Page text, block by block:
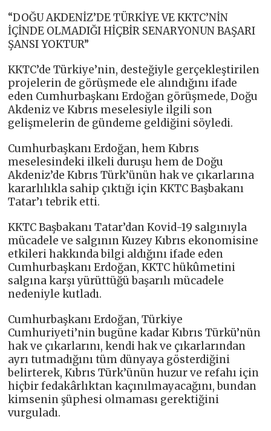
“DOĞU AKDENİZ’DE TÜRKİYE VE KKTC’NİN
İÇİNDE OLMADIĞI HİÇBİR SENARYONUN BAŞARI
ŞANSI YOKTUR”
KKTC’de Türkiye’nin, desteğiyle gerçekleştirilen
projelerin de görüşmede ele alındığını ifade
eden Cumhurbaşkanı Erdoğan görüşmede, Doğu
Akdeniz ve Kıbrıs meselesiyle ilgili son
gelişmelerin de gündeme geldiğini söyledi.
Cumhurbaşkanı Erdoğan, hem Kıbrıs
meselesindeki ilkeli duruşu hem de Doğu
Akdeniz’de Kıbrıs Türk’ünün hak ve çıkarlarına
kararlılıkla sahip çıktığı için KKTC Başbakanı
Tatar’ı tebrik etti.
KKTC Başbakanı Tatar’dan Kovid-19 salgınıyla
mücadele ve salgının Kuzey Kıbrıs ekonomisine
etkileri hakkında bilgi aldığını ifade eden
Cumhurbaşkanı Erdoğan, KKTC hükûmetini
salgına karşı yürüttüğü başarılı mücadele
nedeniyle kutladı.
Cumhurbaşkanı Erdoğan, Türkiye
Cumhuriyeti’nin bugüne kadar Kıbrıs Türkü’nün
hak ve çıkarlarını, kendi hak ve çıkarlarından
ayrı tutmadığını tüm dünyaya gösterdiğini
belirterek, Kıbrıs Türk’ünün huzur ve refahı için
hiçbir fedakârlıktan kaçınılmayacağını, bundan
kimsenin şüphesi olmaması gerektiğini
vurguladı.